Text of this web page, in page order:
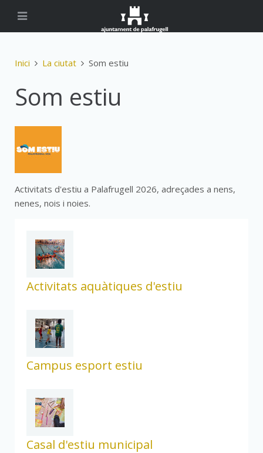
Inici La ciutat Som estiu
Som estiu
Activitats d'estiu a Palafrugell 2026, adreçades a nens,
nenes, nois i noies.
Activitats aquàtiques d'estiu
Campus esport estiu
Casal d'estiu municipal